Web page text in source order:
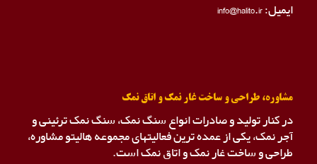
ایمیل: info@halito.ir
مشاوره، طراحی و ساخت غار نمک و اتاق نمک
در کنار تولید و صادرات انواع سنگ نمک، سنگ نمک ترئینی و
آجر نمک، یکی از عمده ترین فعالیتهای مجموعه هالیتو مشاوره،
طراحی و ساخت غار نمک و اتاق نمک است.